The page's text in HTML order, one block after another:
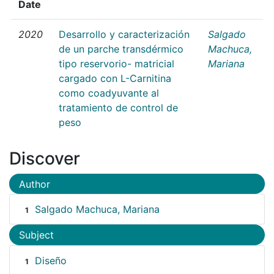
Date
2020
Desarrollo y caracterización
de un parche transdérmico
tipo reservorio- matricial
cargado con L-Carnitina
como coadyuvante al
tratamiento de control de
peso
Salgado
Machuca,
Mariana
Discover
Author
1 Salgado Machuca, Mariana
Subject
1 Diseño